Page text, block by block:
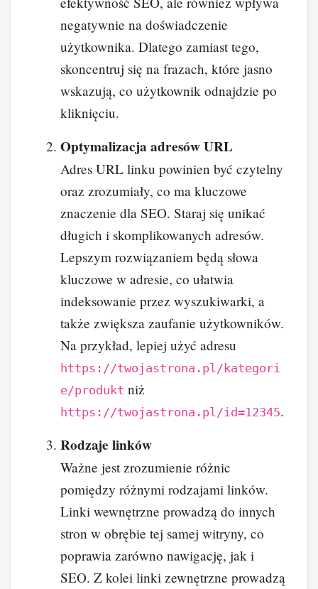
negatywnie na doświadczenie
użytkownika. Dlatego zamiast tego,
skoncentruj się na frazach, które jasno
wskazują, co użytkownik odnajdzie po
kliknięciu.
Optymalizacja adresów URL
Adres URL linku powinien być czytelny
oraz zrozumiały, co ma kluczowe
znaczenie dla SEO. Staraj się unikać
długich i skomplikowanych adresów.
Lepszym rozwiązaniem będą słowa
kluczowe w adresie, co ułatwia
indeksowanie przez wyszukiwarki, a
także zwiększa zaufanie użytkowników.
Na przykład, lepiej użyć adresu
https://twojastrona.pl/kategori
e/produkt niż
https://twojastrona.pl/id=12345.
Rodzaje linków
Ważne jest zrozumienie różnic
pomiędzy różnymi rodzajami linków.
Linki wewnętrzne prowadzą do innych
stron w obrębie tej samej witryny, co
poprawia zarówno nawigację, jak i
SEO. Z kolei linki zewnętrzne prowadzą